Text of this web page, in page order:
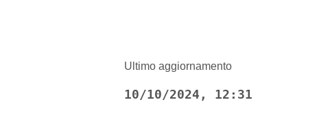
Ultimo aggiornamento
10/10/2024, 12:31